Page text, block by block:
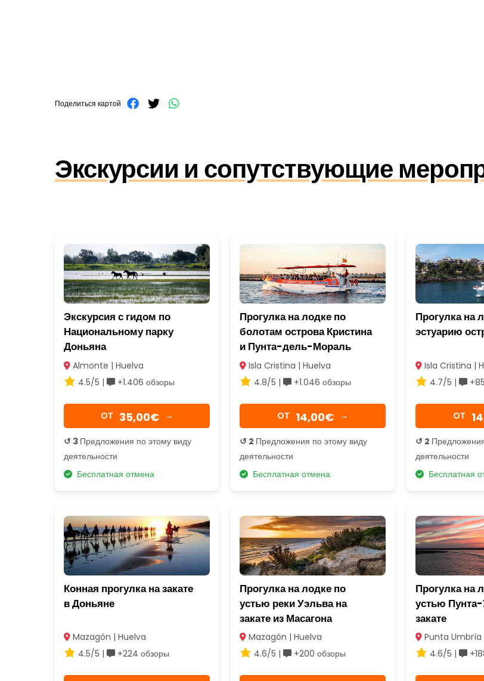
Поделиться картой
Экскурсии и сопутствующие
Экскурсия с гидом по
Национальному парку
Доньяна
Almonte | Huelva
4.5/5 |
+1.406 обзоры
OТ 35,00€ →
↺ 3 Предложения по этому виду
деятельности
Бесплатная отмена
Прогулка на лодке по
болотам острова Кристина
и Пунта-дель-Мораль
Isla Cristina | Huelva
4.8/5 |
+1.046 обзоры
OТ 14,00€ →
↺ 2 Предложения по этому виду
деятельности
Бесплатная отмена
Прогулка на
эстуарию
Isla Cristina |
4.7/5 |
OТ
↺ 2
деятельности
Бесплатная
Конная прогулка на закате
в Доньяне
Mazagón | Huelva
4.5/5 |
+224 обзоры
Прогулка на лодке по
устью реки Уэльва на
закате из Масагона
Mazagón | Huelva
4.6/5 |
+200 обзоры
Прогулка на
устью
закате
Punta Umbría
4.6/5 |